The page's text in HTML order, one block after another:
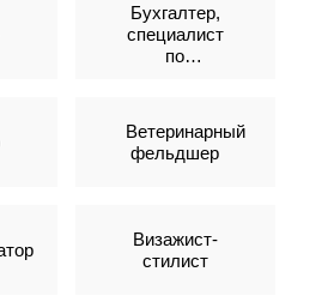
Бухгалтер,
специалист
по
Ветеринарный
фельдшер
Визажист-
стилист